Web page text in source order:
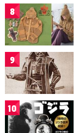
8
9
10